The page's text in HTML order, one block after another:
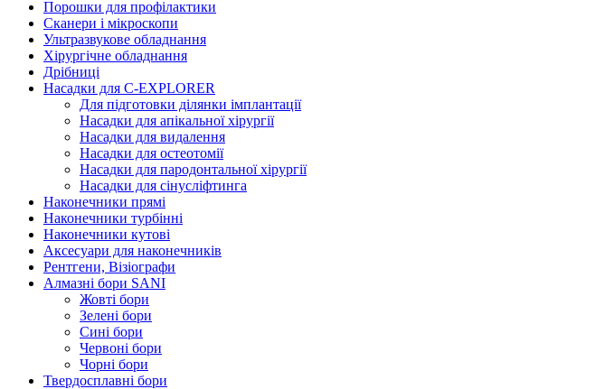
Порошки для профілактики
Сканери і мікроскопи
Ультразвукове обладнання
Хірургічне обладнання
Дрібниці
Насадки для C-EXPLORER
Для підготовки ділянки імплантації
Насадки для апікальної хірургії
Насадки для видалення
Насадки для остеотомії
Насадки для пародонтальної хірургії
Насадки для сінусліфтинга
Наконечники прямі
Наконечники турбінні
Наконечники кутові
Аксесуари для наконечників
Рентгени, Візіографи
Алмазні бори SANI
Жовті бори
Зелені бори
Сині бори
Червоні бори
Чорні бори
Твердосплавні бори